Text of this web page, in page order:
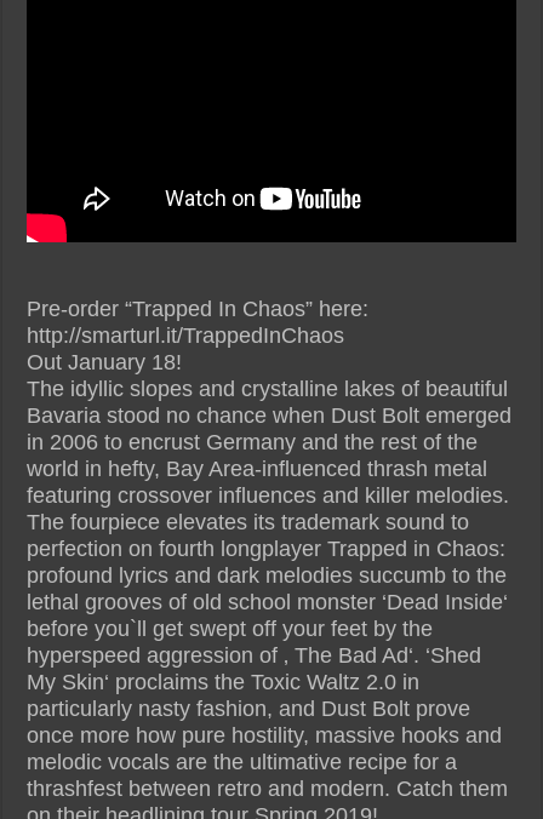
Pre-order “Trapped In Chaos” here:
http://smarturl.it/TrappedInChaos
Out January 18!
The idyllic slopes and crystalline lakes of beautiful
Bavaria stood no chance when Dust Bolt emerged
in 2006 to encrust Germany and the rest of the
world in hefty, Bay Area-influenced thrash metal
featuring crossover influences and killer melodies.
The fourpiece elevates its trademark sound to
perfection on fourth longplayer Trapped in Chaos:
profound lyrics and dark melodies succumb to the
lethal grooves of old school monster ‘Dead Inside‘
before you`ll get swept off your feet by the
hyperspeed aggression of ‚ The Bad Ad‘. ‘Shed
My Skin‘ proclaims the Toxic Waltz 2.0 in
particularly nasty fashion, and Dust Bolt prove
once more how pure hostility, massive hooks and
melodic vocals are the ultimative recipe for a
thrashfest between retro and modern. Catch them